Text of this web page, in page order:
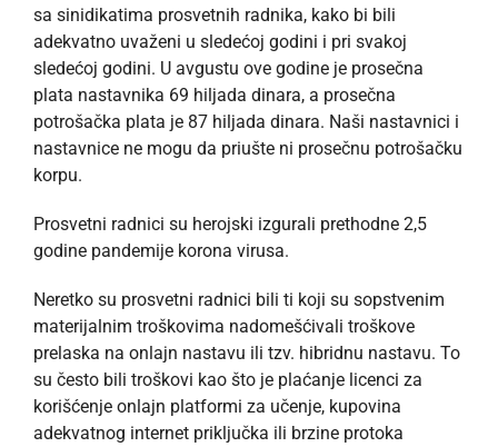
sa sinidikatima prosvetnih radnika, kako bi bili
adekvatno uvaženi u sledećoj godini i pri svakoj
sledećoj godini. U avgustu ove godine je prosečna
plata nastavnika 69 hiljada dinara, a prosečna
potrošačka plata je 87 hiljada dinara. Naši nastavnici i
nastavnice ne mogu da priušte ni prosečnu potrošačku
korpu.
Prosvetni radnici su herojski izgurali prethodne 2,5
godine pandemije korona virusa.
Neretko su prosvetni radnici bili ti koji su sopstvenim
materijalnim troškovima nadomešćivali troškove
prelaska na onlajn nastavu ili tzv. hibridnu nastavu. To
su često bili troškovi kao što je plaćanje licenci za
korišćenje onlajn platformi za učenje, kupovina
adekvatnog internet priključka ili brzine protoka